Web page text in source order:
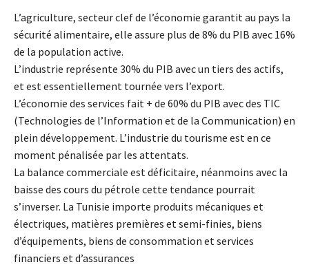
L’agriculture, secteur clef de l’économie garantit au pays la
sécurité alimentaire, elle assure plus de 8% du PIB avec 16%
de la population active.
L’industrie représente 30% du PIB avec un tiers des actifs,
et est essentiellement tournée vers l’export.
L’économie des services fait + de 60% du PIB avec des TIC
(Technologies de l’Information et de la Communication) en
plein développement. L’industrie du tourisme est en ce
moment pénalisée par les attentats.
La balance commerciale est déficitaire, néanmoins avec la
baisse des cours du pétrole cette tendance pourrait
s’inverser. La Tunisie importe produits mécaniques et
électriques, matières premières et semi-finies, biens
d’équipements, biens de consommation et services
financiers et d’assurances